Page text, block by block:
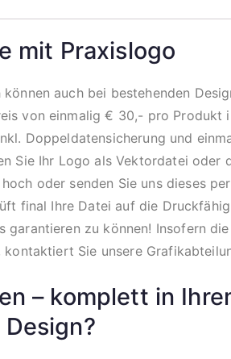
mit Praxislogo
auch bei bestehenden
von einmalig € 30,- pro Produkt
Doppeldatensicherung und
Sie Ihr Logo als Vektordatei oder
oder senden Sie uns dieses
final Ihre Datei auf die
garantieren zu können! Insofern
Sie unsere
– komplett in